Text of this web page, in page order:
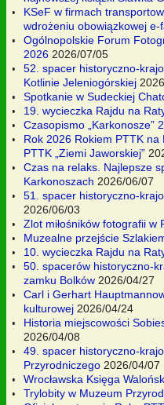
KSeF w firmach
wdrożeniu obowiązkowej e-
Ogólnopolskie Forum
2026 2026/07/05
52. spacer historyczno-
Kotlinie Jeleniogórskiej
Spotkanie w Sudeckiej
19. wycieczka Rajdu na
Czasopismo „Karkonosze”
Rok 2026 Rokiem PTTK na
PTTK „Ziemi Jaworskiej”
Czas na relaks. Najlepsze
Karkonoszach 2026/06/07
51. spacer historyczno-
2026/06/03
Zlot miłośników fotografii w
Muzealne przejście
10. wycieczka Rajdu na
50. spacerów historyczno-
zamku Bolków 2026/04/27
Carl i Gerhart
kulturowej 2026/04/24
Historia miejscowości
2026/04/08
49. spacer historyczno-
Przyrodniczego 2026/04/07
Wrocławska Księga
Trylobity w Muzeum